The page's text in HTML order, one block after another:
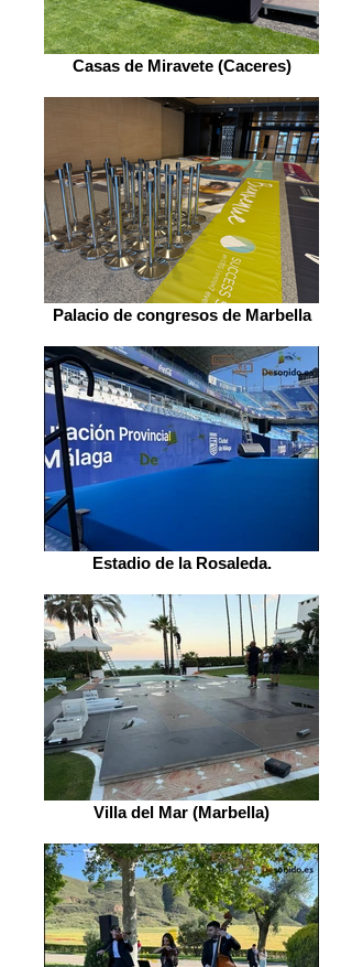
Casas de Miravete (Caceres)
Palacio de congresos de Marbella
Estadio de la Rosaleda.
Villa del Mar (Marbella)